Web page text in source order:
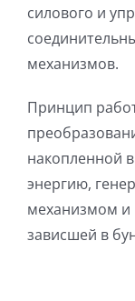
силового и
механизмов.
Принцип
накопленной
энергию,
механизмом и
зависшей в